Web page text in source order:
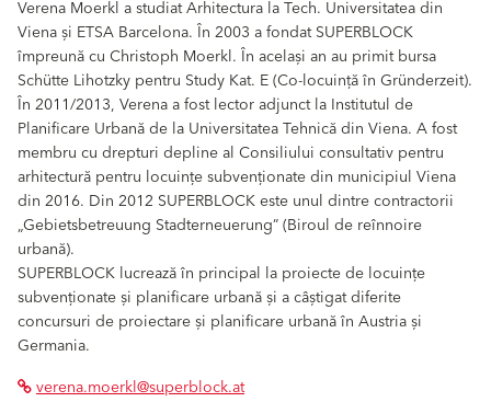
Verena Moerkl a studiat Arhitectura la Tech. Universitatea din
Viena și ETSA Barcelona. În 2003 a fondat SUPERBLOCK
împreună cu Christoph Moerkl. În același an au primit bursa
Schütte Lihotzky pentru Study Kat. E (Co-locuință în Gründerzeit).
În 2011/2013, Verena a fost lector adjunct la Institutul de
Planificare Urbană de la Universitatea Tehnică din Viena. A fost
membru cu drepturi depline al Consiliului consultativ pentru
arhitectură pentru locuințe subvenționate din municipiul Viena
din 2016. Din 2012 SUPERBLOCK este unul dintre contractorii
„Gebietsbetreuung Stadterneuerung” (Biroul de reînnoire
urbană).
SUPERBLOCK lucrează în principal la proiecte de locuințe
subvenționate și planificare urbană și a câștigat diferite
concursuri de proiectare și planificare urbană în Austria și
Germania.
verena.moerkl@superblock.at